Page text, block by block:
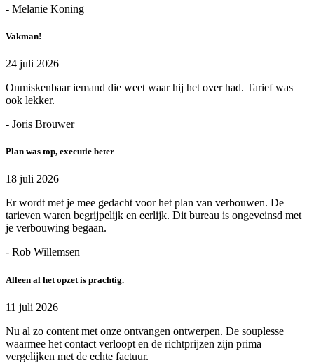
- Melanie Koning
Vakman!
24 juli 2026
Onmiskenbaar iemand die weet waar hij het over had. Tarief was
ook lekker.
- Joris Brouwer
Plan was top, executie beter
18 juli 2026
Er wordt met je mee gedacht voor het plan van verbouwen. De
tarieven waren begrijpelijk en eerlijk. Dit bureau is ongeveinsd met
je verbouwing begaan.
- Rob Willemsen
Alleen al het opzet is prachtig.
11 juli 2026
Nu al zo content met onze ontvangen ontwerpen. De souplesse
waarmee het contact verloopt en de richtprijzen zijn prima
vergelijken met de echte factuur.